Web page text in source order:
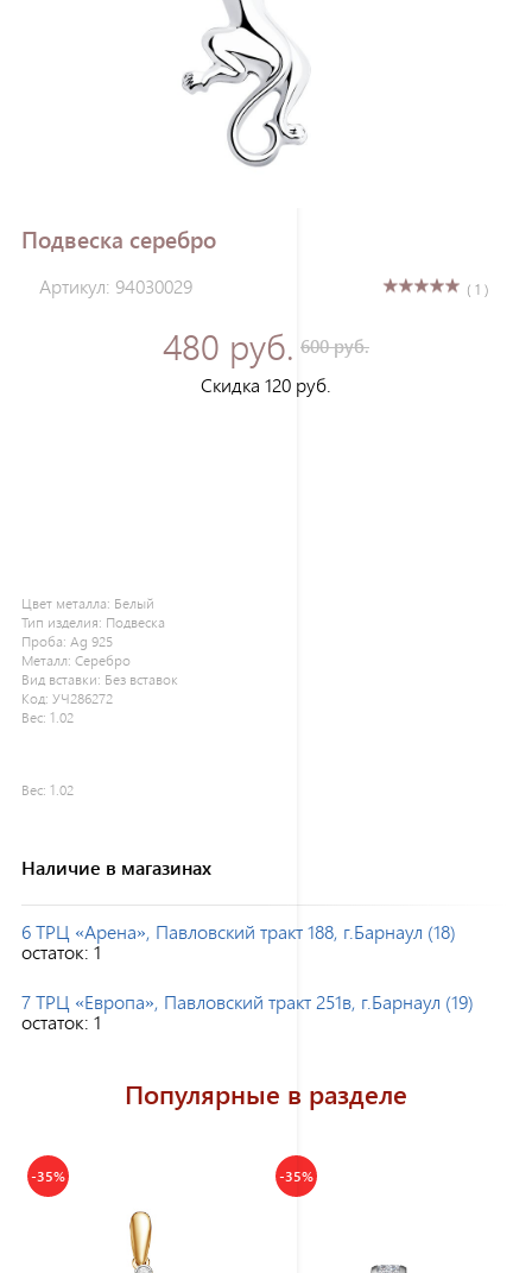
Подвеска серебро
Артикул: 94030029 ( 1 )
480 руб. 600 руб.
Скидка 120 руб.
Цвет металла: Белый
Тип изделия: Подвеска
Проба: Ag 925
Металл: Серебро
Вид вставки: Без вставок
Код: УЧ286272
Вес: 1.02
Вес: 1.02
Наличие в магазинах
6 ТРЦ «Арена», Павловский тракт 188, г.Барнаул (18)
остаток: 1
7 ТРЦ «Европа», Павловский тракт 251в, г.Барнаул (19)
остаток: 1
Популярные в разделе
-35% -35%
Зарегистрироваться